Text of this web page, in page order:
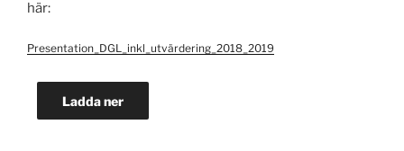
här:
Presentation_DGL_inkl_utvärdering_2018_2019
Ladda ner